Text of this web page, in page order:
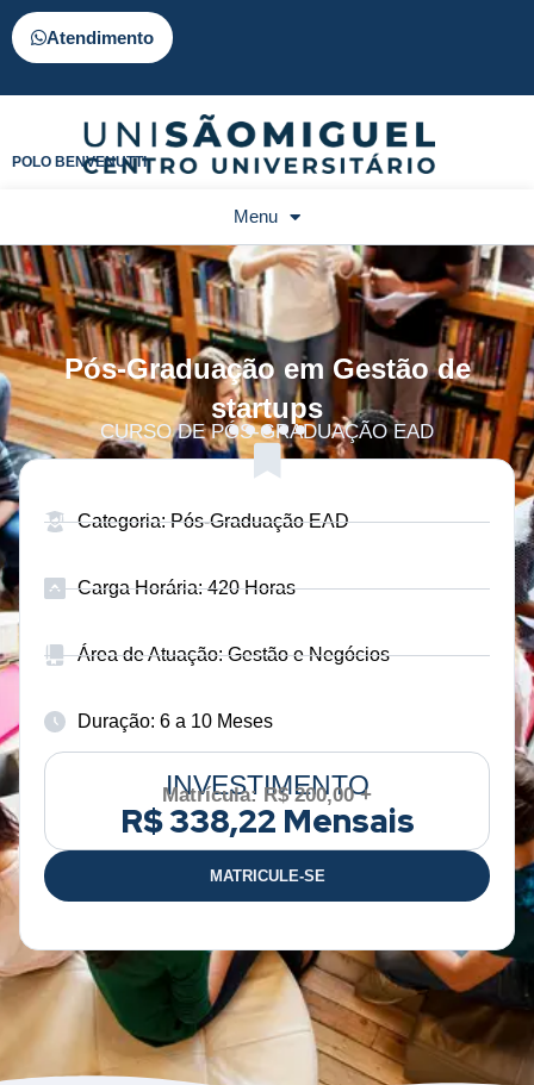
Atendimento
POLO BENVENUTTI
Menu
Pós-Graduação em Gestão de
startups
CURSO DE PÓS-GRADUAÇÃO EAD
Categoria: Pós-Graduação EAD
Carga Horária: 420 Horas
Área de Atuação: Gestão e Negócios
Duração: 6 a 10 Meses
INVESTIMENTO
Matrícula: R$ 200,00 +
R$ 338,22 Mensais
MATRICULE-SE